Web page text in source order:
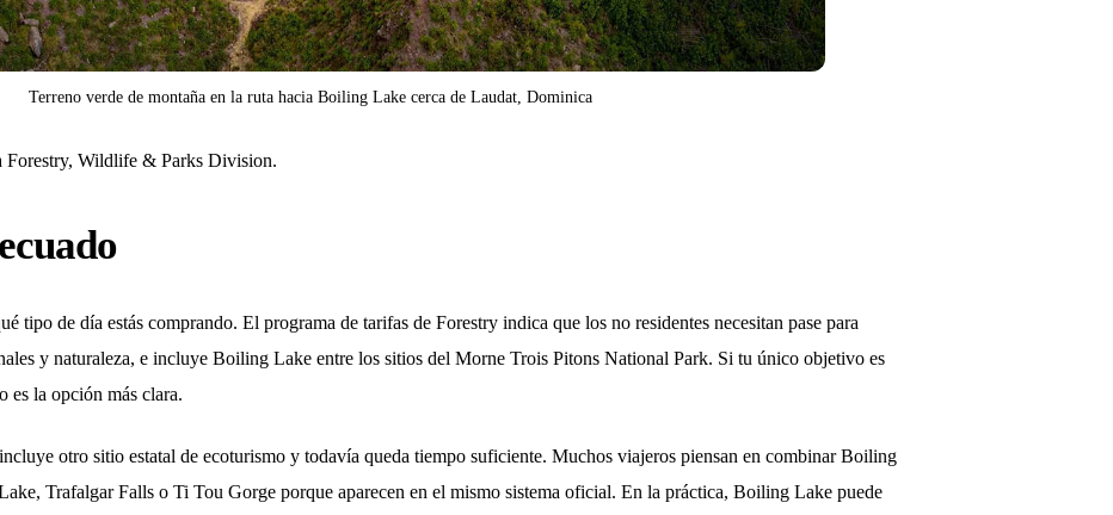
Terreno verde de montaña en la ruta hacia Boiling Lake cerca de Laudat, Dominica
Forestry, Wildlife & Parks Division.
tipo de día estás comprando. El programa de tarifas de Forestry indica que los no residentes necesitan pase para
y naturaleza, e incluye Boiling Lake entre los sitios del Morne Trois Pitons National Park. Si tu único objetivo es
es la opción más clara.
otro sitio estatal de ecoturismo y todavía queda tiempo suficiente. Muchos viajeros piensan en combinar Boiling
Trafalgar Falls o Ti Tou Gorge porque aparecen en el mismo sistema oficial. En la práctica, Boiling Lake puede